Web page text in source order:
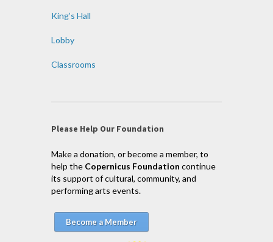
King’s Hall
Lobby
Classrooms
Please Help Our Foundation
Make a donation, or become a member, to
help the Copernicus Foundation continue
its support of cultural, community, and
performing arts events.
Become a Member